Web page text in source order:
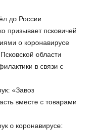
до России
призывает псковичей
о коронавирусе
области
в связи с
«Завоз
вместе с товарами
о коронавирусе: